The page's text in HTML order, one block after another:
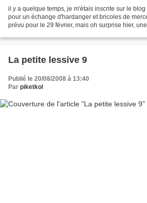
il y a quelque temps, je m'étais inscrite sur le
pour un échange d'hardanger et bricoles de
prévu pour le 29 février, mais oh surprise hier,
La petite lessive 9
Publié le 20/08/2008 à 13:40
Par piketkol